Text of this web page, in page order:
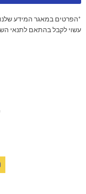
*הפרטים במאגר המידע
עשוי לקבל בהתאם לתנאי